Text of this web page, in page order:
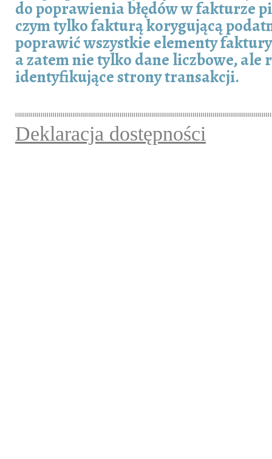
do poprawienia błędów w fakturze
czym tylko fakturą korygującą
poprawić wszystkie elementy
a zatem nie tylko dane liczbowe, ale
identyfikujące strony transakcji.
Deklaracja dostępności